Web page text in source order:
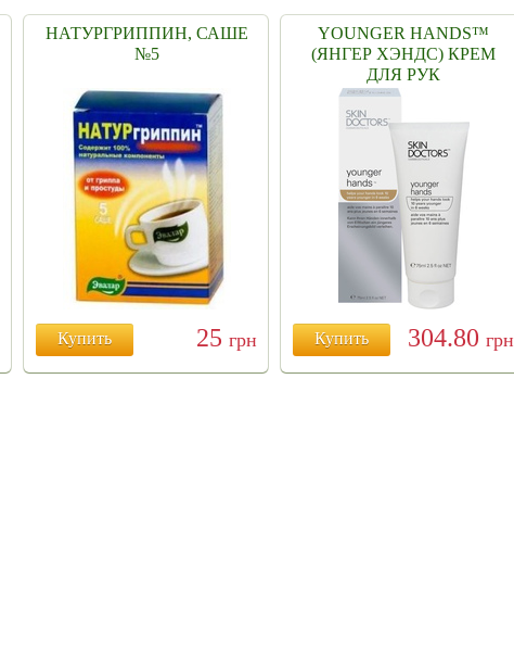
НАТУРГРИППИН, САШЕ
№5
Купить 25 грн
YOUNGER HANDS™
(ЯНГЕР ХЭНДС) КРЕМ
ДЛЯ РУК
Купить 304.80 грн